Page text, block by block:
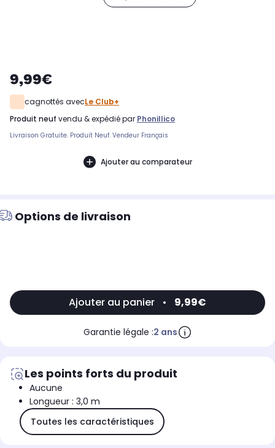
9,99€
cagnottés avecLe Club+
produit neuf vendu & expédié par Phonillico
Livraison Gratuite. Produit Neuf. Vendeur Français
Ajouter au comparateur
Options de livraison
Ajouter au panier • 9,99€
Garantie légale :2 ans
Les points forts du produit
Aucune
Longueur : 3,0 m
Toutes les caractéristiques